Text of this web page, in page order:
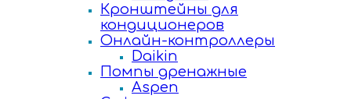
Кронштейны для
кондиционеров
Онлайн-контроллеры
Daikin
Помпы дренажные
Aspen